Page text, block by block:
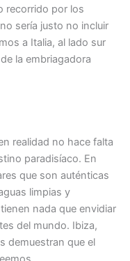
recorrido por los
sería justo no incluir
a Italia, al lado sur
la embriagadora
realidad no hace falta
paradisíaco. En
que son auténticas
limpias y
nada que envidiar
del mundo. Ibiza,
demuestran que el